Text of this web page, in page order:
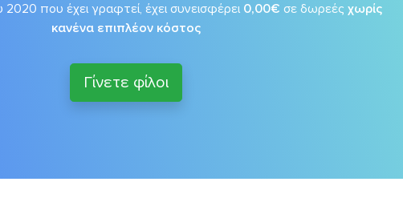
που έχει γραφτεί, έχει συνεισφέρει 0,00€ σε δωρεές χωρίς
κανένα επιπλέον κόστος
Γίνετε φίλοι